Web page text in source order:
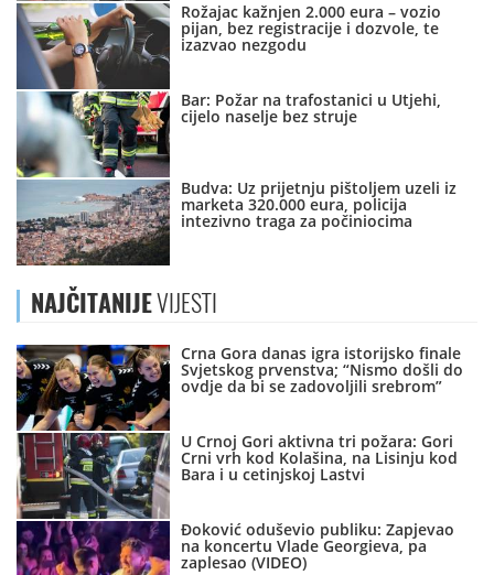
Rožajac kažnjen 2.000 eura – vozio
pijan, bez registracije i dozvole, te
izazvao nezgodu
Bar: Požar na trafostanici u Utjehi,
cijelo naselje bez struje
Budva: Uz prijetnju pištoljem uzeli iz
marketa 320.000 eura, policija
intezivno traga za počiniocima
NAJČITANIJEVIJESTI
Crna Gora danas igra istorijsko finale
Svjetskog prvenstva; “Nismo došli do
ovdje da bi se zadovoljili srebrom”
U Crnoj Gori aktivna tri požara: Gori
Crni vrh kod Kolašina, na Lisinju kod
Bara i u cetinjskoj Lastvi
Đoković oduševio publiku: Zapjevao
na koncertu Vlade Georgieva, pa
zaplesao (VIDEO)